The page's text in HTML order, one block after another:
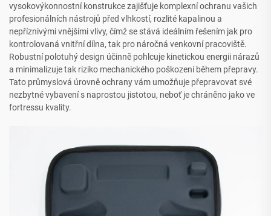
vysokovýkonnostní konstrukce zajišťuje komplexní ochranu vašich
profesionálních nástrojů před vlhkostí, rozlité kapalinou a
nepříznivými vnějšími vlivy, čímž se stává ideálním řešením jak pro
kontrolovaná vnitřní dílna, tak pro náročná venkovní pracoviště.
Robustní polotuhý design účinně pohlcuje kinetickou energii nárazů
a minimalizuje tak riziko mechanického poškození během přepravy.
Tato průmyslová úrovně ochrany vám umožňuje přepravovat své
nezbytné vybavení s naprostou jistotou, neboť je chráněno jako ve
fortressu kvality.